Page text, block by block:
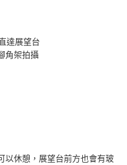
達展望台
角架拍攝
以休憩，展望台前方也會有玻